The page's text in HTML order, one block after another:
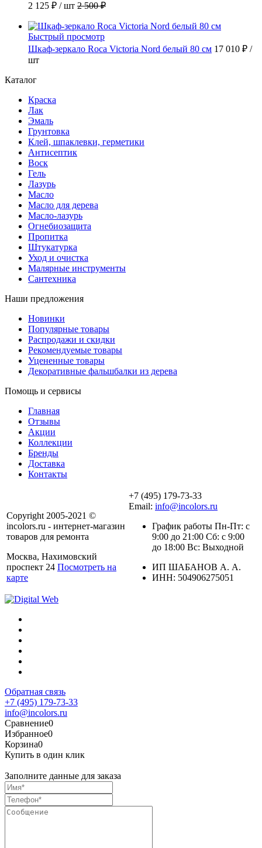
2 125 ₽ / шт 2 500 ₽
Быстрый просмотр
Шкаф-зеркало Roca Victoria Nord белый 80 см 17 010 ₽ /
шт
Каталог
Краска
Лак
Эмаль
Грунтовка
Клей, шпаклевки, герметики
Антисептик
Воск
Гель
Лазурь
Масло
Масло для дерева
Масло-лазурь
Огнебиозащита
Пропитка
Штукатурка
Уход и очистка
Малярные инструменты
Сантехника
Наши предложения
Новинки
Популярные товары
Распродажи и скидки
Рекомендуемые товары
Уцененные товары
Декоративные фальшбалки из дерева
Помощь и сервисы
Главная
Отзывы
Акции
Коллекции
Бренды
Доставка
Контакты
Copyright 2005-2021 ©
incolors.ru - интернет-магазин
товаров для ремонта
Москва, Нахимовский
проспект 24 Посмотреть на
карте
+7 (495) 179-73-33
Email: info@incolors.ru
График работы Пн-Пт: с
9:00 до 21:00 Сб: с 9:00
до 18:00 Вс: Выходной
ИП ШАБАНОВ А. А.
ИНН: 504906275051
Обратная связь
+7 (495) 179-73-33
info@incolors.ru
Сравнение0
Избранное0
Корзина0
Купить в один клик
Заполните данные для заказа